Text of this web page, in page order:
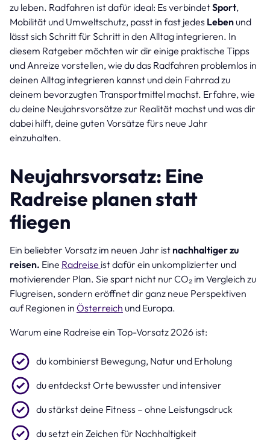
zu leben. Radfahren ist dafür ideal: Es verbindetSport,
Mobilität und Umweltschutz, passt in fast jedes Leben und
lässt sich Schritt für Schritt in den Alltag integrieren. In
diesem Ratgeber möchten wir dir einige praktische Tipps
und Anreize vorstellen, wie du das Radfahren problemlos in
deinen Alltag integrieren kannst und dein Fahrrad zu
deinem bevorzugten Transportmittel machst. Erfahre, wie
du deine Neujahrsvorsätze zur Realität machst und was dir
dabei hilft, deine guten Vorsätze fürs neue Jahr
einzuhalten.
Neujahrsvorsatz: Eine
Radreise planen statt
fliegen
Ein beliebter Vorsatz im neuen Jahr ist nachhaltiger zu
reisen. Eine Radreise ist dafür ein unkomplizierter und
motivierender Plan. Sie spart nicht nur CO₂ im Vergleich zu
Flugreisen, sondern eröffnet dir ganz neue Perspektiven
auf Regionen in Österreich und Europa.
Warum eine Radreise ein Top-Vorsatz 2026 ist:
du kombinierst Bewegung, Natur und Erholung
du entdeckst Orte bewusster und intensiver
du stärkst deine Fitness – ohne Leistungsdruck
du setzt ein Zeichen für Nachhaltigkeit